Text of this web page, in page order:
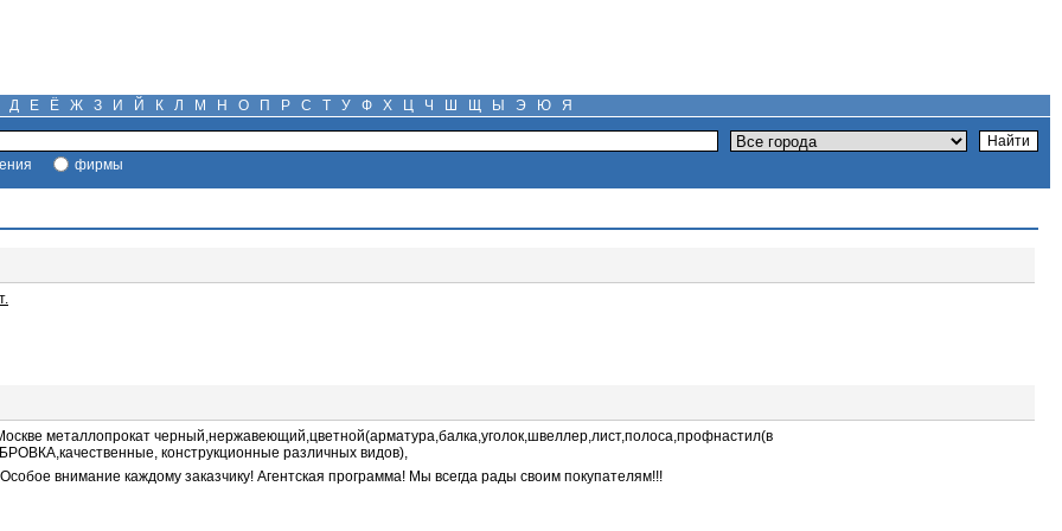
Д Е Ё Ж З И Й К Л М Н О П Р С Т У Ф Х Ц Ч Ш Щ Ы Э Ю Я
фирмы
металлопрокат черный,нержавеющий,цветной(арматура,балка,уголок,швеллер,лист,полоса,профнастил(в
конструкционные различных видов),
внимание каждому заказчику! Агентская программа! Мы всегда рады своим покупателям!!!